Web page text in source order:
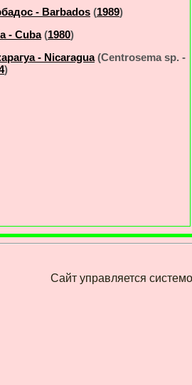
- Barbados (1989)
- Cuba(1980)
- Nicaragua(Centrosema sp. -
)
Сайт управляется